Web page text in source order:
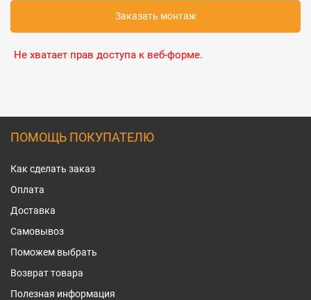
Заказать монтаж
Не хватает прав доступа к веб-форме.
ПОМОЩЬ ПОКУПАТЕЛЮ
Как сделать заказ
Оплата
Доставка
Самовывоз
Поможем выбрать
Возврат товара
Полезная информация